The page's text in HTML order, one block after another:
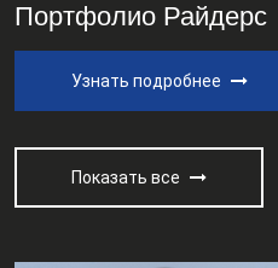
Портфолио Райдерс
Узнать подробнее
Показать все